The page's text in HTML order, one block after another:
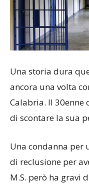
Una storia dura
ancora una volta
Calabria. Il 30enne
di scontare la sua
Una condanna per
di reclusione per
M.S. però ha gravi